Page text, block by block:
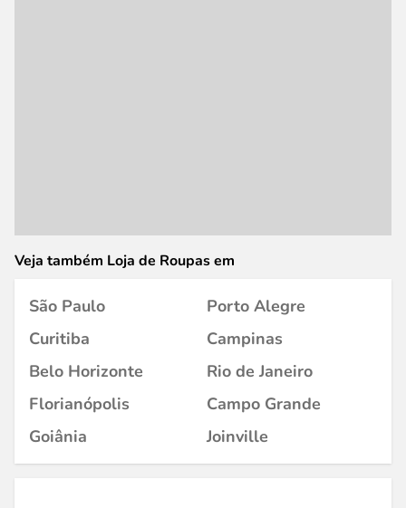
Veja também Loja de Roupas em
São Paulo
Porto Alegre
Curitiba
Campinas
Belo Horizonte
Rio de Janeiro
Florianópolis
Campo Grande
Goiânia
Joinville